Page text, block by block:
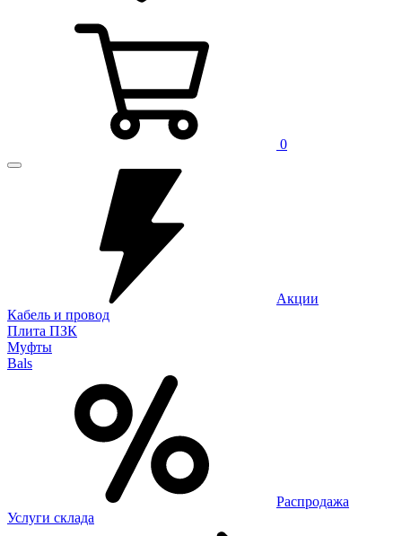
0
Акции
Кабель и провод
Плита ПЗК
Муфты
Bals
Распродажа
Услуги склада